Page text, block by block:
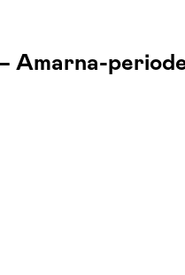
Amarna-